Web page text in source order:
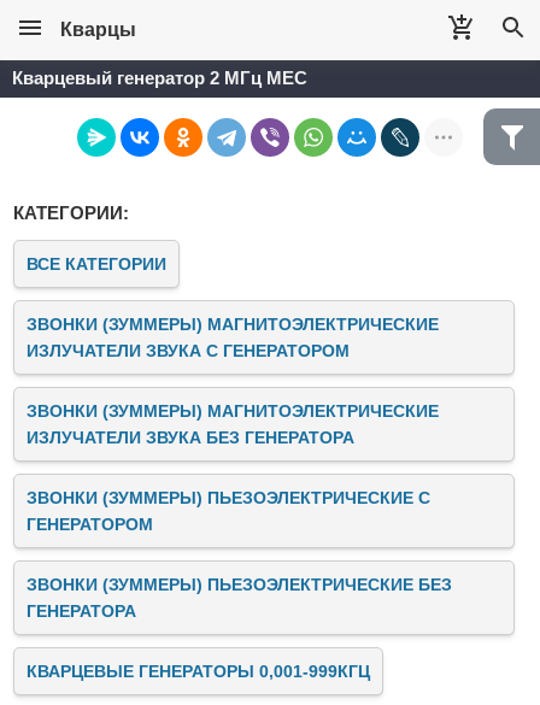
Кварцы
Кварцевый генератор 2 МГц MEC
КАТЕГОРИИ:
ВСЕ КАТЕГОРИИ
ЗВОНКИ (ЗУММЕРЫ) МАГНИТОЭЛЕКТРИЧЕСКИЕ
ИЗЛУЧАТЕЛИ ЗВУКА C ГЕНЕРАТОРОМ
ЗВОНКИ (ЗУММЕРЫ) МАГНИТОЭЛЕКТРИЧЕСКИЕ
ИЗЛУЧАТЕЛИ ЗВУКА БЕЗ ГЕНЕРАТОРА
ЗВОНКИ (ЗУММЕРЫ) ПЬЕЗОЭЛЕКТРИЧЕСКИЕ C
ГЕНЕРАТОРОМ
ЗВОНКИ (ЗУММЕРЫ) ПЬЕЗОЭЛЕКТРИЧЕСКИЕ БЕЗ
ГЕНЕРАТОРА
КВАРЦЕВЫЕ ГЕНЕРАТОРЫ 0,001-999КГЦ